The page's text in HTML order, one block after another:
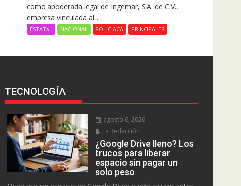
como apoderada legal de Ingemar, S.A. de C.V.,
empresa vinculada al...
ESTATAL NACIONAL POLICIACA PRINCIPALES
TECNOLOGÍA
agosto 6, 2026
La Redacción
¿Google Drive lleno? Los
trucos para liberar
espacio sin pagar un
solo peso